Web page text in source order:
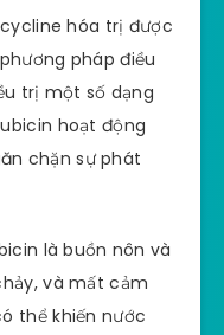
hóa trị được
pháp điều
trị một số dạng
hoạt động
chặn sự phát
là buồn nôn và
và mất cảm
thể khiến nước